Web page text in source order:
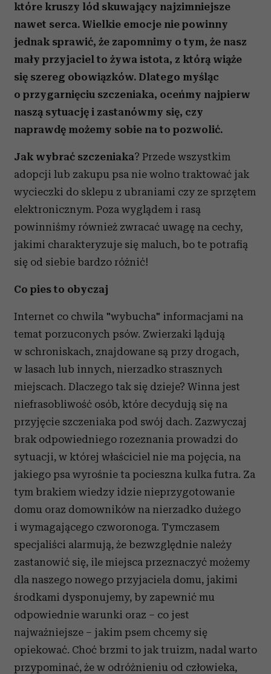
które kruszy lód skuwający najzimniejsze
nawet serca. Wielkie emocje nie powinny
jednak sprawić, że zapomnimy o tym, że nasz
mały przyjaciel to żywa istota, z którą wiąże
się szereg obowiązków. Dlatego myśląc
o przygarnięciu szczeniaka, oceńmy najpierw
naszą sytuację i zastanówmy się, czy
naprawdę możemy sobie na to pozwolić.
Jak wybrać szczeniaka? Przede wszystkim
adopcji lub zakupu psa nie wolno traktować jak
wycieczki do sklepu z ubraniami czy ze sprzętem
elektronicznym. Poza wyglądem i rasą
powinniśmy również zwracać uwagę na cechy,
jakimi charakteryzuje się maluch, bo te potrafią
się od siebie bardzo różnić!
Co pies to obyczaj
Internet co chwila "wybucha" informacjami na
temat porzuconych psów. Zwierzaki lądują
w schroniskach, znajdowane są przy drogach,
w lasach lub innych, nierzadko strasznych
miejscach. Dlaczego tak się dzieje? Winna jest
niefrasobliwość osób, które decydują się na
przyjęcie szczeniaka pod swój dach. Zazwyczaj
brak odpowiedniego rozeznania prowadzi do
sytuacji, w której właściciel nie ma pojęcia, na
jakiego psa wyrośnie ta pocieszna kulka futra. Za
tym brakiem wiedzy idzie nieprzygotowanie
domu oraz domowników na nierzadko dużego
i wymagającego czworonoga. Tymczasem
specjaliści alarmują, że bezwzględnie należy
zastanowić się, ile miejsca przeznaczyć możemy
dla naszego nowego przyjaciela domu, jakimi
środkami dysponujemy, by zapewnić mu
odpowiednie warunki oraz – co jest
najważniejsze – jakim psem chcemy się
opiekować. Choć brzmi to jak truizm, nadal warto
przypominać, że w odróżnieniu od człowieka,